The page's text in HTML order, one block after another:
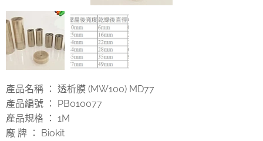
產品名稱 ： 透析膜 (MW100) MD77
產品編號 ： PB010077
產品規格 ： 1M
廠 牌 ： Biokit